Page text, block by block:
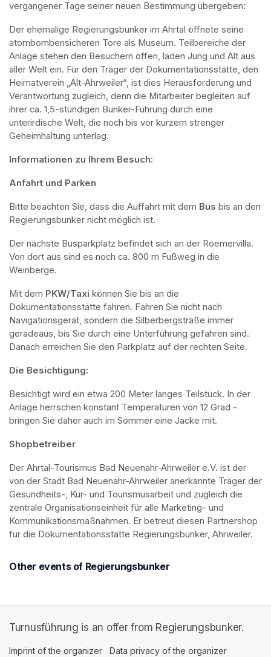
vergangener Tage seiner neuen Bestimmung übergeben:
Der ehemalige Regierungsbunker im Ahrtal öffnete seine
atombombensicheren Tore als Museum. Teilbereiche der
Anlage stehen den Besuchern offen, laden Jung und Alt aus
aller Welt ein. Für den Träger der Dokumentationsstätte, den
Heimatverein „Alt-Ahrweiler“, ist dies Herausforderung und
Verantwortung zugleich, denn die Mitarbeiter begleiten auf
ihrer ca. 1,5-stündigen Bunker-Führung durch eine
unterirdische Welt, die noch bis vor kurzem strenger
Geheimhaltung unterlag.
Informationen zu Ihrem Besuch:
Anfahrt und Parken
Bitte beachten Sie, dass die Auffahrt mit dem Bus bis an den
Regierungsbunker nicht möglich ist.
Der nächste Busparkplatz befindet sich an der Roemervilla.
Von dort aus sind es noch ca. 800 m Fußweg in die
Weinberge.
Mit dem PKW/Taxi können Sie bis an die
Dokumentationsstätte fahren. Fahren Sie nicht nach
Navigationsgerät, sondern die Silberbergstraße immer
geradeaus, bis Sie durch eine Unterführung gefahren sind.
Danach erreichen Sie den Parkplatz auf der rechten Seite.
Die Besichtigung:
Besichtigt wird ein etwa 200 Meter langes Teilstück. In der
Anlage herrschen konstant Temperaturen von 12 Grad -
bringen Sie daher auch im Sommer eine Jacke mit.
Shopbetreiber
Der Ahrtal-Tourismus Bad Neuenahr-Ahrweiler e.V. ist der
von der Stadt Bad Neuenahr-Ahrweiler anerkannte Träger der
Gesundheits-, Kur- und Tourismusarbeit und zugleich die
zentrale Organisationseinheit für alle Marketing- und
Kommunikationsmaßnahmen. Er betreut diesen Partnershop
für die Dokumentationsstätte Regierungsbunker, Ahrweiler.
Other events of Regierungsbunker
Turnusführung is an offer from Regierungsbunker.
Imprint of the organizer (opens in a new tab)
Data privacy of the organizer